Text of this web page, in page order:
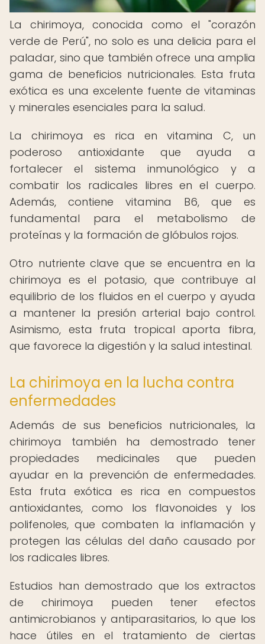
La chirimoya, conocida como el "corazón
verde de Perú", no solo es una delicia para el
paladar, sino que también ofrece una amplia
gama de beneficios nutricionales. Esta fruta
exótica es una excelente fuente de vitaminas
y minerales esenciales para la salud.
La chirimoya es rica en vitamina C, un
poderoso antioxidante que ayuda a
fortalecer el sistema inmunológico y a
combatir los radicales libres en el cuerpo.
Además, contiene vitamina B6, que es
fundamental para el metabolismo de
proteínas y la formación de glóbulos rojos.
Otro nutriente clave que se encuentra en la
chirimoya es el potasio, que contribuye al
equilibrio de los fluidos en el cuerpo y ayuda
a mantener la presión arterial bajo control.
Asimismo, esta fruta tropical aporta fibra,
que favorece la digestión y la salud intestinal.
La chirimoya en la lucha contra
enfermedades
Además de sus beneficios nutricionales, la
chirimoya también ha demostrado tener
propiedades medicinales que pueden
ayudar en la prevención de enfermedades.
Esta fruta exótica es rica en compuestos
antioxidantes, como los flavonoides y los
polifenoles, que combaten la inflamación y
protegen las células del daño causado por
los radicales libres.
Estudios han demostrado que los extractos
de chirimoya pueden tener efectos
antimicrobianos y antiparasitarios, lo que los
hace útiles en el tratamiento de ciertas